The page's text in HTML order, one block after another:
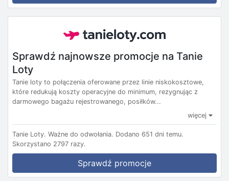
Sprawdź najnowsze promocje na Tanie
Loty
Tanie loty to połączenia oferowane przez linie niskokosztowe,
które redukują koszty operacyjne do minimum, rezygnując z
darmowego bagażu rejestrowanego, posiłków...
więcej
Tanie Loty. Ważne do odwołania. Dodano 651 dni temu.
Skorzystano 2797 razy.
Sprawdź promocje